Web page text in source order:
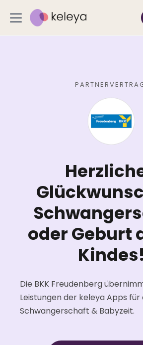
oder Geburt
Kindes!
Die BKK Freudenberg
Leistungen der keleya Apps für
Schwangerschaft & Babyzeit.